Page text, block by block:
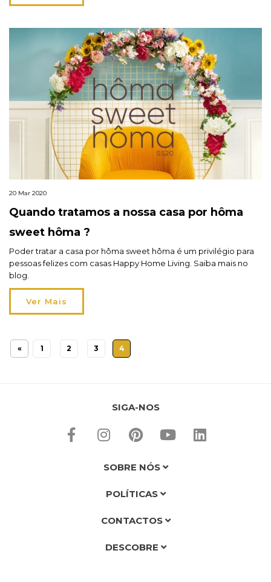
20 Mar 2020
Quando tratamos a nossa casa por hôma
sweet hôma ?
Poder tratar a casa por hôma sweet hôma é um privilégio para
pessoas felizes com casas Happy Home Living. Saiba mais no
blog.
Ver Mais
« 1 2 3 4
SIGA-NOS
SOBRE NÓS
POLÍTICAS
CONTACTOS
DESCOBRE